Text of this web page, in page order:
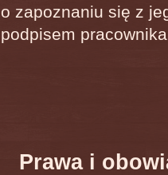
o zapoznaniu się z
podpisem
Prawa i